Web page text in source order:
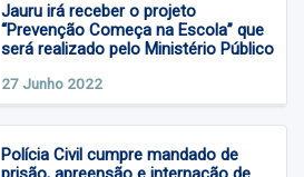
Cáceres
Curvelândia
Figueirópolis D'Oeste
Jauru irá receber o projeto
“Prevenção Começa na Escola” que
será realizado pelo Ministério Público
27 Junho 2022
Polícia Civil cumpre mandado de